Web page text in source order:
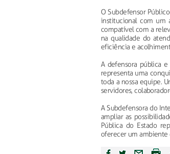
O Subdefensor
institucional com um
compatível com a
na qualidade do
eficiência e
A defensora pública
representa uma
toda a nossa equipe.
servidores,
A Subdefensora do
ampliar as
Pública do Estado
oferecer um ambiente